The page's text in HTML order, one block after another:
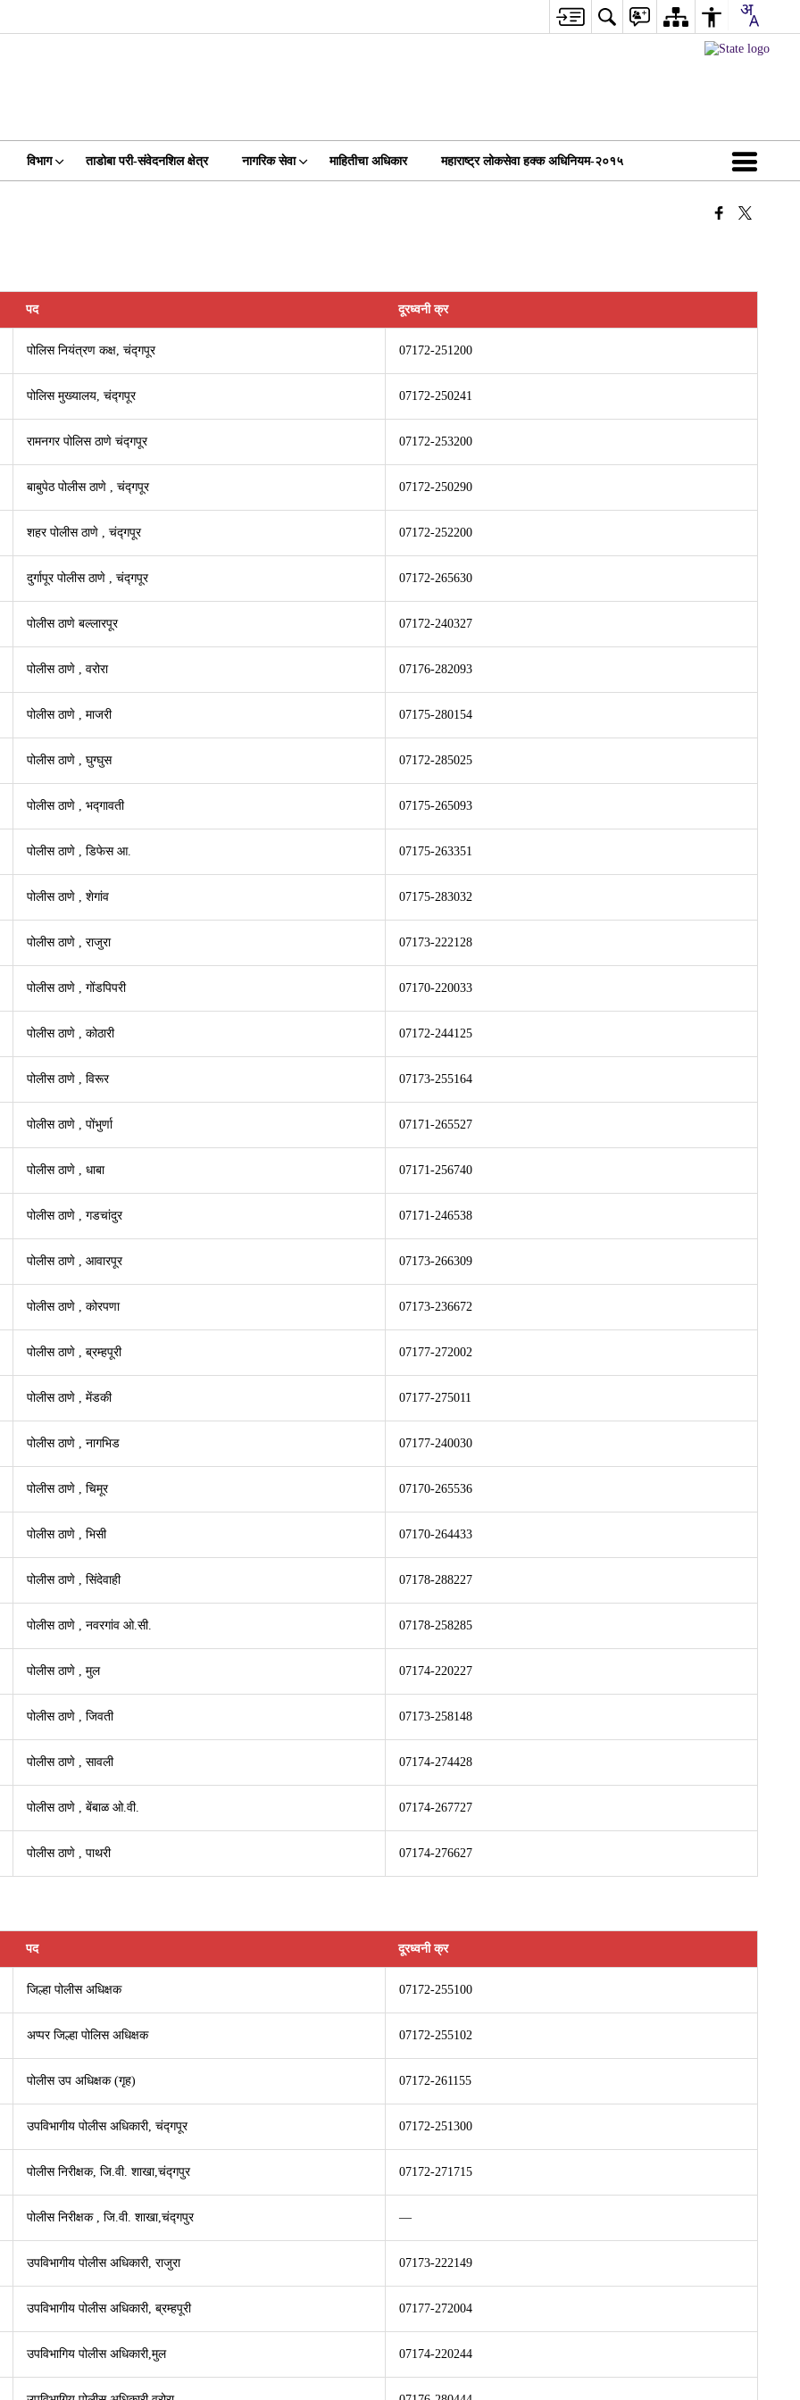
विभाग ताडोबा परी-संवेदनशिल क्षेत्र नागरिक सेवा माहितीचा अधिकार महाराष्ट्र लोकसेवा हक्क अधिनियम-२०१५
पद दूरध्वनी क्र
पोलिस ­नियंत्रण कक्ष, चंद्गपूर 07172-251200
पोलिस मुख्यालय, चंद्गपूर 07172-250241
राम­नगर पोलिस ठाणे चंद्गपूर 07172-253200
बाबुपेठ पोलीस ठाणे , चंद्गपूर 07172-250290
शहर पोलीस ठाणे , चंद्गपूर 07172-252200
दुर्गापूर पोलीस ठाणे , चंद्गपूर 07172-265630
पोलीस ठाणे बल्लारपूर 07172-240327
पोलीस ठाणे , वरोरा 07176-282093
पोलीस ठाणे , माजरी 07175-280154
पोलीस ठाणे , घुग्घुस 07172-285025
पोलीस ठाणे , भद्गावती 07175-265093
पोलीस ठाणे , डिफे­स आ. 07175-263351
पोलीस ठाणे , शेगांव 07175-283032
पोलीस ठाणे , राजुरा 07173-222128
पोलीस ठाणे , गोंडपिपरी 07170-220033
पोलीस ठाणे , कोठारी 07172-244125
पोलीस ठाणे , विरूर 07173-255164
पोलीस ठाणे , पोंभुर्णा 07171-265527
पोलीस ठाणे , धाबा 07171-256740
पोलीस ठाणे , गडचांदुर 07171-246538
पोलीस ठाणे , आवारपूर 07173-266309
पोलीस ठाणे , कोरप­णा 07173-236672
पोलीस ठाणे , ब्रम्हपूरी 07177-272002
पोलीस ठाणे , मेंडकी 07177-275011
पोलीस ठाणे , नागभिड 07177-240030
पोलीस ठाणे , चिमूर 07170-265536
पोलीस ठाणे , भिसी 07170-264433
पोलीस ठाणे , सिंदेवाही 07178-288227
पोलीस ठाणे , ­नवरगांव ओ.सी. 07178-258285
पोलीस ठाणे , मुल 07174-220227
पोलीस ठाणे , जिवती 07173-258148
पोलीस ठाणे , सावली 07174-274428
पोलीस ठाणे , बेंबाळ ओ.वी. 07174-267727
पोलीस ठाणे , पाथरी 07174-276627
पद दूरध्वनी क्र
जिल्हा पोलीस अधिक्षक 07172-255100
अप्पर जिल्हा पोलिस अधिक्षक 07172-255102
पोलीस उप अधिक्षक (गृह) 07172-261155
उपविभागीय पोलीस अधिकारी, चंद्गपूर 07172-251300
पोलीस ­निरीक्षक, जि.वी. शाखा,चंद्गपुर 07172-271715
पोलीस ­निरीक्षक , जि.वी. शाखा,चंद्गपुर —
उपविभागीय पोलीस अधिकारी, राजुरा 07173-222149
उपविभागीय पोलीस अधिकारी, ब्रम्हपूरी 07177-272004
उपविभागिय पोलीस अधिकारी,मुल 07174-220244